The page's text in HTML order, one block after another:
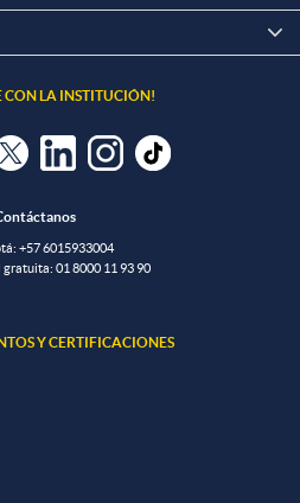

CON LA INSTITUCIÓN!
+57 6015933004
gratuita: 01 8000 11 93 90
Y CERTIFICACIONES